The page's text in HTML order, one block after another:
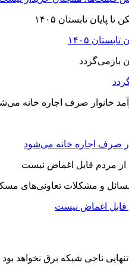
۱۴۰۵
و مشکلات تعاونی‌های
قابل اغماض نیست